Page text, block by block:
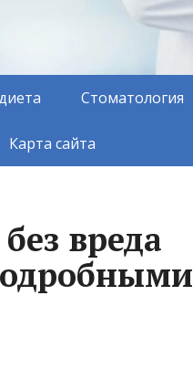
Стоматология
Карта сайта
вреда